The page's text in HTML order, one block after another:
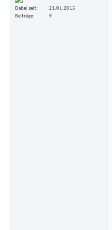
Dabei seit
21.01.2015
Beiträge
9